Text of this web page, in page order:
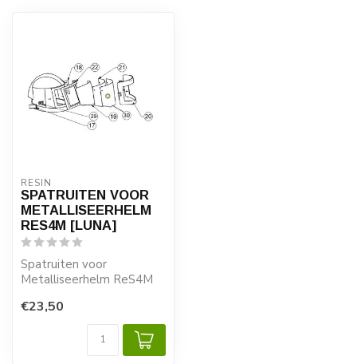
RESIN
SPATRUITEN VOOR
METALLISEERHELM
RES4M [LUNA]
Spatruiten voor
Metalliseerhelm ReS4M
€23,50